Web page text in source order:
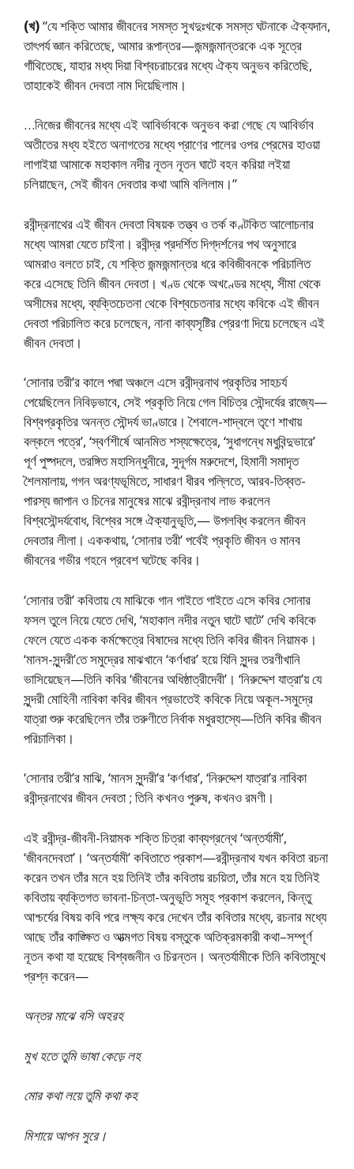
(খ)“যে শক্তি আমার জীবনের সমস্ত সুখদুঃখকে সমস্ত ঘটনাকে ঐক্যদান,
তাৎপর্য জ্ঞান করিতেছে, আমার রূপান্তর—জন্মজন্মান্তরকে এক সূত্রে
গাঁথিতেছে, যাহার মধ্য দিয়া বিশ্বচরাচরের মধ্যে ঐক্য অনুভব করিতেছি,
তাহাকেই জীবন দেবতা নাম দিয়েছিলাম।
…নিজের জীবনের মধ্যে এই আবির্ভাবকে অনুভব করা গেছে যে আবির্ভাব
অতীতের মধ্য হইতে অনাগতের মধ্যে প্রাণের পালের ওপর প্রেমের হাওয়া
লাগাইয়া আমাকে মহাকাল নদীর নূতন নূতন ঘাটে বহন করিয়া লইয়া
চলিয়াছেন, সেই জীবন দেবতার কথা আমি বলিলাম।”
রবীন্দ্রনাথের এই জীবন দেবতা বিষয়ক তত্ত্ব ও তর্ক কণ্টকিত আলোচনার
মধ্যে আমরা যেতে চাইনা। রবীন্দ্র প্রদর্শিত দিগ্‌দর্শনের পথ অনুসারে
আমরাও বলতে চাই, যে শক্তি জন্মজন্মান্তর ধরে কবিজীবনকে পরিচালিত
করে এসেছে তিনি জীবন দেবতা। খণ্ড থেকে অখণ্ডের মধ্যে, সীমা থেকে
অসীমের মধ্যে, ব্যক্তিচেতনা থেকে বিশ্বচেতনার মধ্যে কবিকে এই জীবন
দেবতা পরিচালিত করে চলেছেন, নানা কাব্যসৃষ্টির প্রেরণা দিয়ে চলেছেন এই
জীবন দেবতা।
‘সোনার তরী’র কালে পদ্মা অঞ্চলে এসে রবীন্দ্রনাথ প্রকৃতির সাহচর্য
পেয়েছিলেন নিবিড়ভাবে, সেই প্রকৃতি নিয়ে গেল বিচিত্র সৌন্দর্যের রাজ্যে—
বিশ্বপ্রকৃতির অনন্ত সৌন্দর্য ভাণ্ডারে। শৈবালে-শাদ্বলে তৃণে শাখায়
বল্কলে পত্রে’, ‘স্বর্ণশীর্ষে আনমিত শস্যক্ষেত্রে, ‘সুধাগন্ধে মধুবিন্দুভারে’
পূর্ণ পুষ্পদলে, তরঙ্গিত মহাসিন্ধুনীরে, সুদূর্গম মরুদেশে, হিমানী সমাদৃত
শৈলমালায়, গগন অরণ্যভূমিতে, সাধারণ ধীরব পল্লিতে, আরব-তিব্বত-
পারস্য জাপান ও চিনের মানুষের মাঝে রবীন্দ্রনাথ লাভ করলেন
বিশ্বসৌন্দর্যবোধ, বিশ্বের সঙ্গে ঐক্যানুভূতি,— উপলব্ধি করলেন জীবন
দেবতার লীলা। এককথায়, ‘সোনার তরী’ পর্বেই প্রকৃতি জীবন ও মানব
জীবনের গভীর গহনে প্রবেশ ঘটেছে কবির।
‘সোনার তরী’ কবিতায় যে মাঝিকে গান গাইতে গাইতে এসে কবির সোনার
ফসল তুলে নিয়ে যেতে দেখি, ‘মহাকাল নদীর নতুন ঘাটে ঘাটে’ দেখি কবিকে
ফেলে যেতে একক কর্মক্ষেত্রে বিষাদের মধ্যে তিনি কবির জীবন নিয়ামক।
‘মানস-সুন্দরী’তে সমুদ্রের মাঝখানে ‘কর্ণধার’ হয়ে যিনি সুন্দর তরণীখানি
ভাসিয়েছেন—তিনি কবির ‘জীবনের অধিষ্ঠাত্রীদেবী’। ‘নিরুদ্দেশ যাত্রা’য় যে
সুন্দরী মোহিনী নাবিকা কবির জীবন প্রভাতেই কবিকে নিয়ে অকূল-সমুদ্রে
যাত্রা শুরু করেছিলেন তাঁর তরুণীতে নির্বাক মধুরহাস্যে—তিনি কবির জীবন
পরিচালিকা।
‘সোনার তরী’র মাঝি, ‘মানস সুন্দরী’র ‘কর্ণধার’, ‘নিরুদ্দেশ যাত্রা’র নাবিকা
রবীন্দ্রনাথের জীবন দেবতা ; তিনি কখনও পুরুষ, কখনও রমণী।
এই রবীন্দ্র-জীবনী-নিয়ামক শক্তি চিত্রা কাব্যগ্রন্থে ‘অন্তর্যামী’,
‘জীবনদেবতা’। ‘অন্তর্যামী’ কবিতাতে প্রকাশ—রবীন্দ্রনাথ যখন কবিতা রচনা
করেন তখন তাঁর মনে হয় তিনিই তাঁর কবিতায় রচয়িতা, তাঁর মনে হয় তিনিই
কবিতায় ব্যক্তিগত ভাবনা-চিন্তা-অনুভূতি সমূহ প্রকাশ করলেন, কিন্তু
আশ্চর্যের বিষয় কবি পরে লক্ষ্য করে দেখেন তাঁর কবিতার মধ্যে, রচনার মধ্যে
আছে তাঁর কাঙ্ক্ষিত ও আত্মগত বিষয় বস্তুকে অতিক্রমকারী কথা–সম্পূর্ণ
নূতন কথা যা হয়েছে বিশ্বজনীন ও চিরন্তন। অন্তর্যামীকে তিনি কবিতামুখে
প্রশ্ন করেন—
অন্তর মাঝে বসি অহরহ
মুখ হতে তুমি ভাষা কেড়ে লহ
মোর কথা লয়ে তুমি কথা কহ
মিশায়ে আপন সুরে।